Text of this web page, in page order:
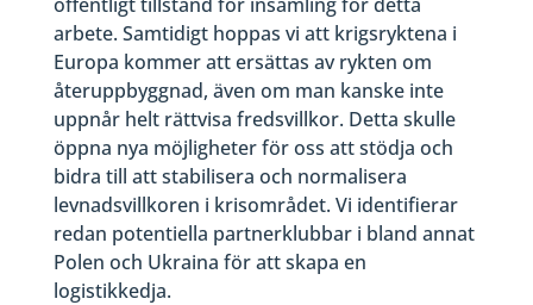
arbete. Samtidigt hoppas vi att krigsryktena i
Europa kommer att ersättas av rykten om
återuppbyggnad, även om man kanske inte
uppnår helt rättvisa fredsvillkor. Detta skulle
öppna nya möjligheter för oss att stödja och
bidra till att stabilisera och normalisera
levnadsvillkoren i krisområdet. Vi identifierar
redan potentiella partnerklubbar i bland annat
Polen och Ukraina för att skapa en
logistikkedja.